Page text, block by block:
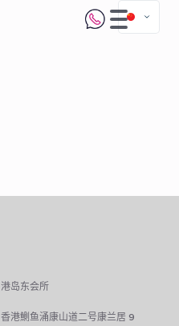
港岛东会所
香港鰂鱼涌康山道二号康兰居 9